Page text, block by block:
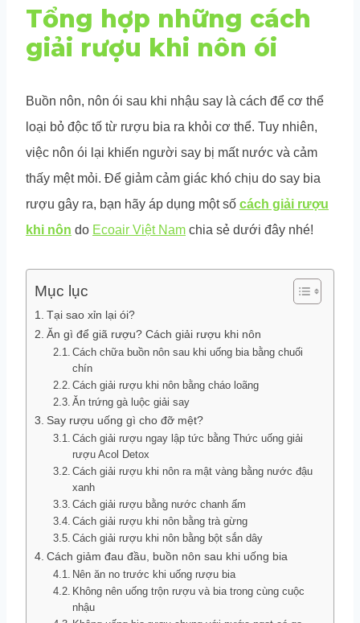
Tổng hợp những cách
giải rượu khi nôn ói
Buồn nôn, nôn ói sau khi nhậu say là cách để cơ thể
loại bỏ độc tố từ rượu bia ra khỏi cơ thể. Tuy nhiên,
việc nôn ói lại khiến người say bị mất nước và cảm
thấy mệt mỏi. Để giảm cảm giác khó chịu do say bia
rượu gây ra, bạn hãy áp dụng một số cách giải rượu
khi nôn do Ecoair Việt Nam chia sẻ dưới đây nhé!
Mục lục
Tại sao xỉn lại ói?
Ăn gì để giã rượu? Cách giải rượu khi nôn
Cách chữa buồn nôn sau khi uống bia bằng chuối
chín
Cách giải rượu khi nôn bằng cháo loãng
Ăn trứng gà luộc giải say
Say rượu uống gì cho đỡ mệt?
Cách giải rượu ngay lập tức bằng Thức uống giải
rượu Acol Detox
Cách giải rượu khi nôn ra mật vàng bằng nước đậu
xanh
Cách giải rượu bằng nước chanh ấm
Cách giải rượu khi nôn bằng trà gừng
Cách giải rượu khi nôn bằng bột sắn dây
Cách giảm đau đầu, buồn nôn sau khi uống bia
Nên ăn no trước khi uống rượu bia
Không nên uống trộn rượu và bia trong cùng cuộc
nhậu